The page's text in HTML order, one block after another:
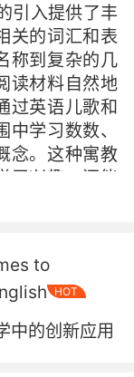
引入提供了丰
关的词汇和表
称到复杂的几
读材料自然地
过英语儿歌和
学习数数、
念。这种寓教
习兴趣，还能
。 其次，英
思维，而英
强调逻辑性
则、句法结构
立起对逻辑关
用数学中的逻
to
HOT
中的创新应用